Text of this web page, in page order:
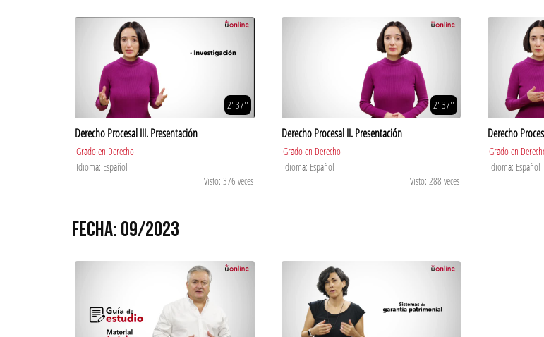
2' 37''
Derecho Procesal III. Presentación
Grado en Derecho
Idioma: Español
Visto: 376 veces
2' 37''
Derecho Procesal II. Presentación
Grado en Derecho
Idioma: Español
Visto: 288 veces
Derecho
Grado en
Idioma: Español
FECHA: 09/2023